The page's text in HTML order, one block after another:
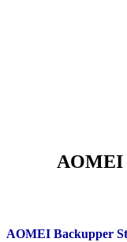
AOMEI
AOMEI Backupper